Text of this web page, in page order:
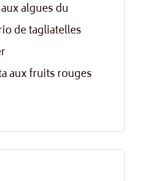
algues du
de tagliatelles
aux fruits rouges